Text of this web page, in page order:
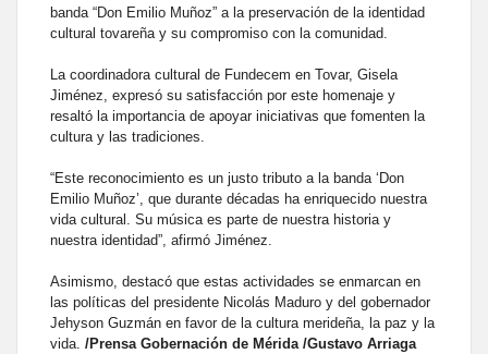
banda “Don Emilio Muñoz” a la preservación de la identidad
cultural tovareña y su compromiso con la comunidad.
La coordinadora cultural de Fundecem en Tovar, Gisela
Jiménez, expresó su satisfacción por este homenaje y
resaltó la importancia de apoyar iniciativas que fomenten la
cultura y las tradiciones.
“Este reconocimiento es un justo tributo a la banda ‘Don
Emilio Muñoz’, que durante décadas ha enriquecido nuestra
vida cultural. Su música es parte de nuestra historia y
nuestra identidad”, afirmó Jiménez.
Asimismo, destacó que estas actividades se enmarcan en
las políticas del presidente Nicolás Maduro y del gobernador
Jehyson Guzmán en favor de la cultura merideña, la paz y la
vida. /Prensa Gobernación de Mérida /Gustavo Arriaga